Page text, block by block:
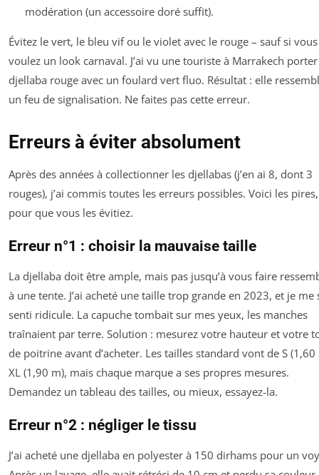
modération (un accessoire doré suffit).
Évitez le vert, le bleu vif ou le violet avec le rouge – sauf si vous
voulez un look carnaval. J’ai vu une touriste à Marrakech
djellaba rouge avec un foulard vert fluo. Résultat : elle
un feu de signalisation. Ne faites pas cette erreur.
Erreurs à éviter absolument
Après des années à collectionner les djellabas (j’en ai 8, dont 3
rouges), j’ai commis toutes les erreurs possibles. Voici les pires,
pour que vous les évitiez.
Erreur n°1 : choisir la mauvaise taille
La djellaba doit être ample, mais pas jusqu’à vous faire
à une tente. J’ai acheté une taille trop grande en 2023, et je me
senti ridicule. La capuche tombait sur mes yeux, les manches
traînaient par terre. Solution : mesurez votre hauteur et votre
de poitrine avant d’acheter. Les tailles standard vont de S (1,60
XL (1,90 m), mais chaque marque a ses propres mesures.
Demandez un tableau des tailles, ou mieux, essayez-la.
Erreur n°2 : négliger le tissu
J’ai acheté une djellaba en polyester à 150 dirhams pour un